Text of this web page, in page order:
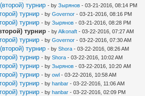
турнир - byЗырянов - 03-21-2016, 08:14 PM
турнир - byGovernor - 03-21-2016, 08:16 PM
турнир - byЗырянов - 03-21-2016, 08:28 PM
турнир - byAlkonaft - 03-22-2016, 07:27 AM
турнир - byGovernor - 03-22-2016, 07:30 AM
турнир - byShora - 03-22-2016, 08:26 AM
турнир - byShora - 03-22-2016, 10:02 AM
турнир - byЗырянов - 03-22-2016, 10:20 AM
турнир - byowl - 03-22-2016, 10:58 AM
турнир - byhanbar - 03-22-2016, 11:06 AM
турнир - byhanbar - 03-22-2016, 02:09 PM